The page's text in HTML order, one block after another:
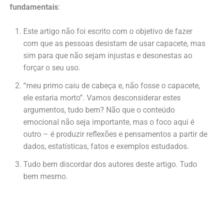
fundamentais:
Este artigo não foi escrito com o objetivo de fazer
com que as pessoas desistam de usar capacete, mas
sim para que não sejam injustas e desonestas ao
forçar o seu uso.
“meu primo caiu de cabeça e, não fosse o capacete,
ele estaria morto”. Vamos desconsiderar estes
argumentos, tudo bem? Não que o conteúdo
emocional não seja importante, mas o foco aqui é
outro – é produzir reflexões e pensamentos a partir de
dados, estatísticas, fatos e exemplos estudados.
Tudo bem discordar dos autores deste artigo. Tudo
bem mesmo.